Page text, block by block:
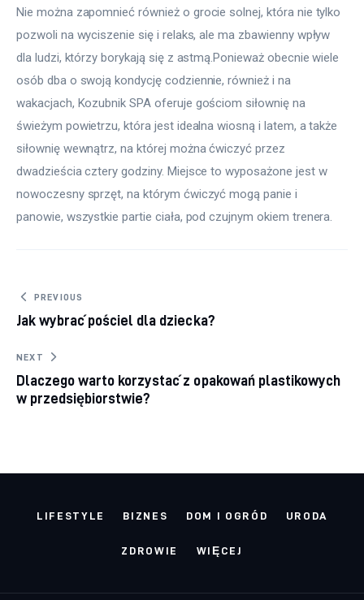
Nie można zapomnieć również o grocie solnej, która nie tylko
pozwoli na wyciszenie się i relaks, ale ma zbawienny wpływ
dla ludzi, którzy borykają się z astmą.Ponieważ obecnie wiele
osób dba o swoją kondycję codziennie, również i na
wakacjach, Kozubnik SPA oferuje gościom siłownię na
świeżym powietrzu, która jest idealna wiosną i latem, a także
siłownię wewnątrz, na której można ćwiczyć przez
dwadzieścia cztery godziny. Miejsce to wyposażone jest w
nowoczesny sprzęt, na którym ćwiczyć mogą panie i
panowie, wszystkie partie ciała, pod czujnym okiem trenera.
Nawigacja wpisu
PREVIOUS
Jak wybrać pościel dla dziecka?
NEXT
Dlaczego warto korzystać z opakowań plastikowych
w przedsiębiorstwie?
LIFESTYLE BIZNES DOM I OGRÓD URODA
ZDROWIE WIĘCEJ